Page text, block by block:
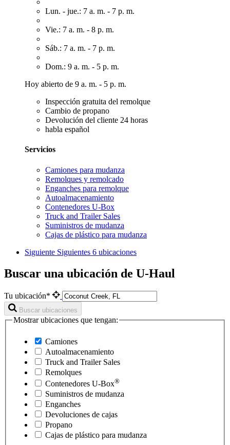
Lun. - jue.: 7 a. m. - 7 p. m.
Vie.: 7 a. m. - 8 p. m.
Sáb.: 7 a. m. - 7 p. m.
Dom.: 9 a. m. - 5 p. m.
Hoy abierto de 9 a. m. - 5 p. m.
Inspección gratuita del remolque
Cambio de propano
Devolución del cliente 24 horas
habla español
Servicios
Camiones para mudanza
Remolques y remolcado
Enganches para remolque
Autoalmacenamiento
Contenedores U-Box
Truck and Trailer Sales
Suministros de mudanza
Cajas de plástico para mudanza
Siguiente Siguientes 6 ubicaciones
Buscar una ubicación de U-Haul
Tu ubicación*
Buscar ubicaciones
Mostrar ubicaciones que tengan:
Camiones
Autoalmacenamiento
Truck and Trailer Sales
Remolques
Contenedores U-Box®
Suministros de mudanza
Enganches
Devoluciones de cajas
Propano
Cajas de plástico para mudanza